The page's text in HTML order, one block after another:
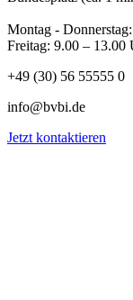
Montag -
Freitag: 9.00 – 13.00
+49 (30) 56 55555 0
info@bvbi.de
Jetzt kontaktieren